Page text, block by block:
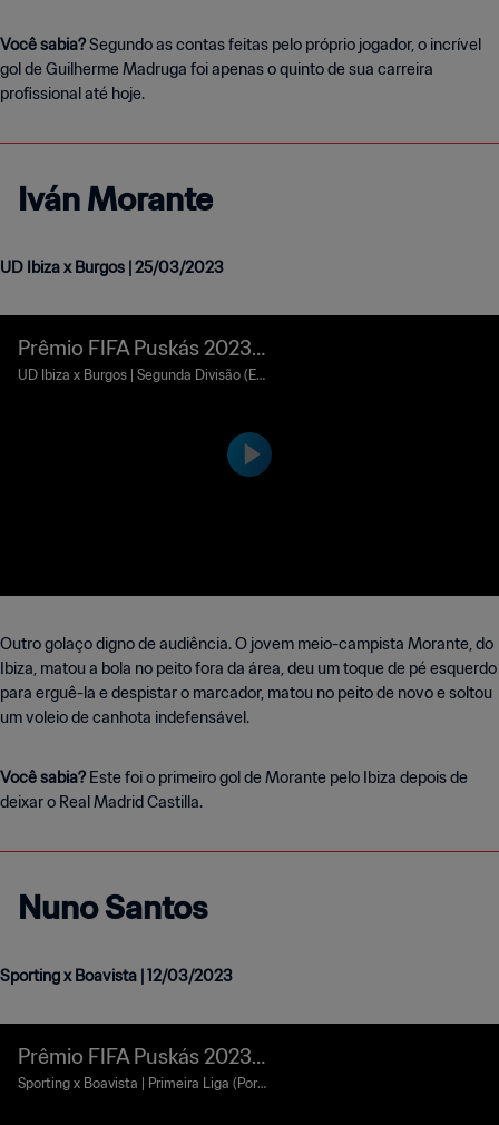
Você sabia?Segundo as contas feitas pelo próprio jogador, o incrível
gol de Guilherme Madruga foi apenas o quinto de sua carreira
profissional até hoje.
Iván Morante
UD Ibiza x Burgos | 25/03/2023
Prêmio FIFA Puskás 2023 |
Iván Morante
UD Ibiza x Burgos | Segunda Divisão (Es
Outro golaço digno de audiência. O jovem meio-campista Morante, do
Ibiza, matou a bola no peito fora da área, deu um toque de pé esquerdo
para erguê-la e despistar o marcador, matou no peito de novo e soltou
um voleio de canhota indefensável.
Você sabia? Este foi o primeiro gol de Morante pelo Ibiza depois de
deixar o Real Madrid Castilla.
Nuno Santos
Sporting x Boavista | 12/03/2023
Prêmio FIFA Puskás 2023 |
Nuno Santos
Sporting x Boavista | Primeira Liga (Port